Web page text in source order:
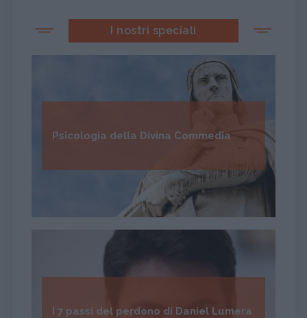
I nostri speciali
Psicologia della Divina Commedia
I 7 passi del perdono di Daniel Lumera